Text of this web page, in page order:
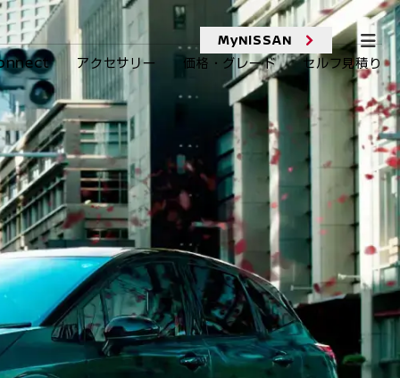
MyNISSAN
アクセサリー 価格・グレード セルフ見積り